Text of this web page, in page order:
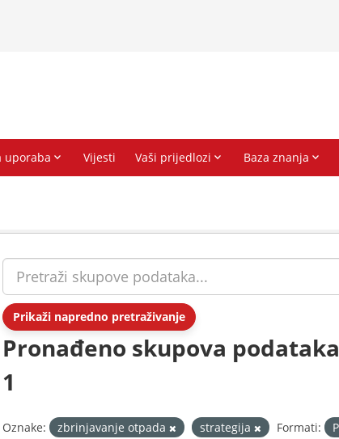
Prikaži napredno pretraživanje
Pronađeno skupova
1
Oznake: zbrinjavanje otpada strategija Formati: